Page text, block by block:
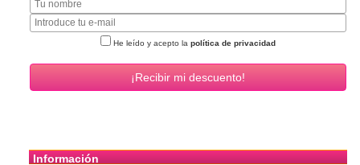
He leído y acepto la política de privacidad
Información